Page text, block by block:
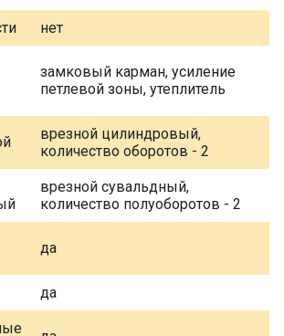
нет
замковый карман, усиление
петлевой зоны, утеплитель
врезной цилиндровый,
количество оборотов - 2
врезной сувальдный,
количество полуоборотов - 2
да
да